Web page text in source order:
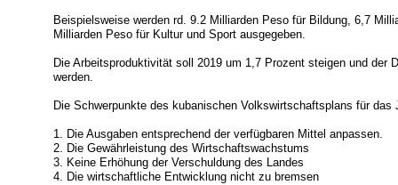
Beispielsweise werden rd. 9.2 Milliarden Peso für Bildung, 6,7
Milliarden Peso für Kultur und Sport ausgegeben.
Die Arbeitsproduktivität soll 2019 um 1,7 Prozent steigen und der
werden.
Die Schwerpunkte des kubanischen Volkswirtschaftsplans für das
1. Die Ausgaben entsprechend der verfügbaren Mittel anpassen.
2. Die Gewährleistung des Wirtschaftswachstums
3. Keine Erhöhung der Verschuldung des Landes
4. Die wirtschaftliche Entwicklung nicht zu bremsen